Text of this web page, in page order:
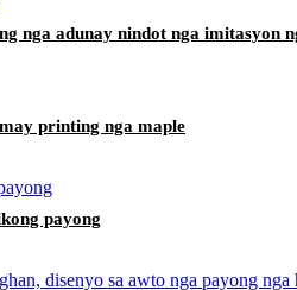
nga adunay nindot nga imitasyon
printing nga maple
payong